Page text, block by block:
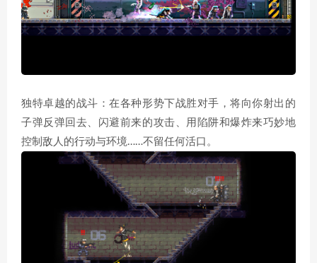
独特卓越的战斗：在各种形势下战胜对手，将向你射出的
子弹反弹回去、闪避前来的攻击、用陷阱和爆炸来巧妙地
控制敌人的行动与环境……不留任何活口。